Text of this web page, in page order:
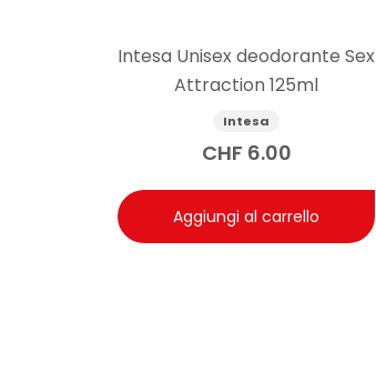
Intesa Unisex deodorante Sex
Attraction 125ml
Intesa
CHF 6.00
Aggiungi al carrello